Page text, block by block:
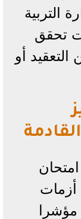
التربية
تحقق
التعقيد أو
أزمات
مؤشرا